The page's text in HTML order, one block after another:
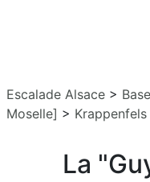
Escalade Alsace >
Moselle] >
La